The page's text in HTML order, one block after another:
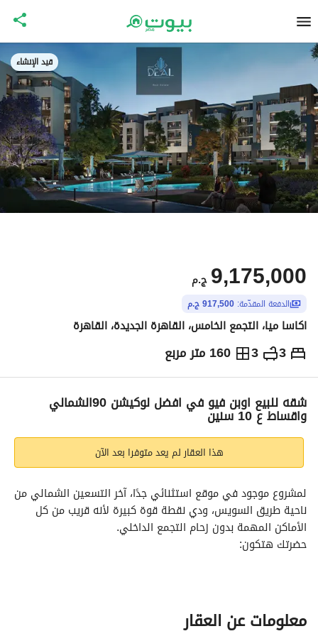
قيد الإنشاء
ج.م 9,175,000
الدفعة المقدّمة: 917,500 ج.م
اكاسا ميا، التجمع الخامس، القاهرة الجديدة، القاهرة
3
3 160 متر مربع ج.م9,175,000
الاماكن القريبة شقه للبيع اوبن فيو في افضل لوكيشن 90الشمالي
واقساط ع 10 سنين
هذا العقار لم يعد متوفرا بعد الآن
الأماكن المهمة بدون زحام التجمع الداخلي.
حضرتك هتكون:
في المنطقة.
15 دقيقة فقط من مصر الجديدة ومدينة نصر.
معلومات عن العقار